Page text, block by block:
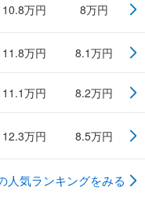
10.8万円 8万円
11.8万円 8.1万円
11.1万円 8.2万円
12.3万円 8.5万円
人気ランキングをみる